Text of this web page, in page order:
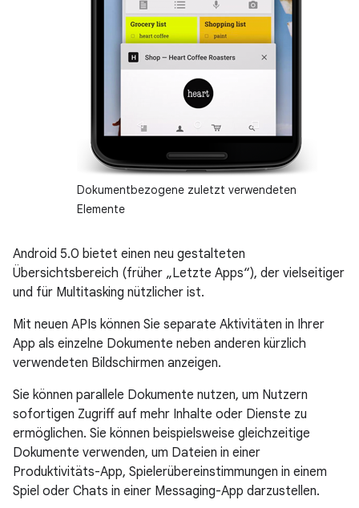
Dokumentbezogene zuletzt verwendeten
Elemente
Android 5.0 bietet einen neu gestalteten
Übersichtsbereich (früher „Letzte Apps“), der vielseitiger
und für Multitasking nützlicher ist.
Mit neuen APIs können Sie separate Aktivitäten in Ihrer
App als einzelne Dokumente neben anderen kürzlich
verwendeten Bildschirmen anzeigen.
Sie können parallele Dokumente nutzen, um Nutzern
sofortigen Zugriff auf mehr Inhalte oder Dienste zu
ermöglichen. Sie können beispielsweise gleichzeitige
Dokumente verwenden, um Dateien in einer
Produktivitäts-App, Spielerübereinstimmungen in einem
Spiel oder Chats in einer Messaging-App darzustellen.